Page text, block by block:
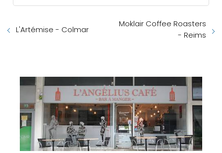
L'Artémise - Colmar
Moklair Coffee Roasters
- Reims